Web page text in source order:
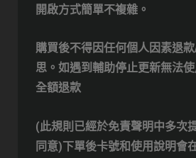
開啟方式簡單不複雜。
購買後不得因任何個人因素退
思。 如遇到輔助停止更新無法
全額退款
(此規則已經於免責聲明中多次
同意)下單後卡號和使用說明會